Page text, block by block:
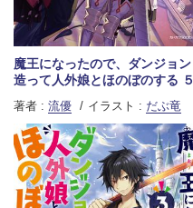
魔王になったので、ダンジョン
造って人外娘とほのぼのする ５
著者 : 流優 イラスト : だぶ竜